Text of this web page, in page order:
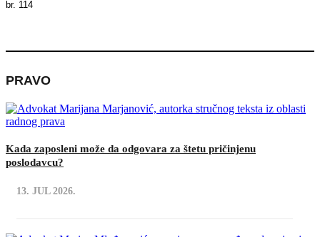
br. 114
PRAVO
Kada zaposleni može da odgovara za štetu pričinjenu
poslodavcu?
13. JUL 2026.